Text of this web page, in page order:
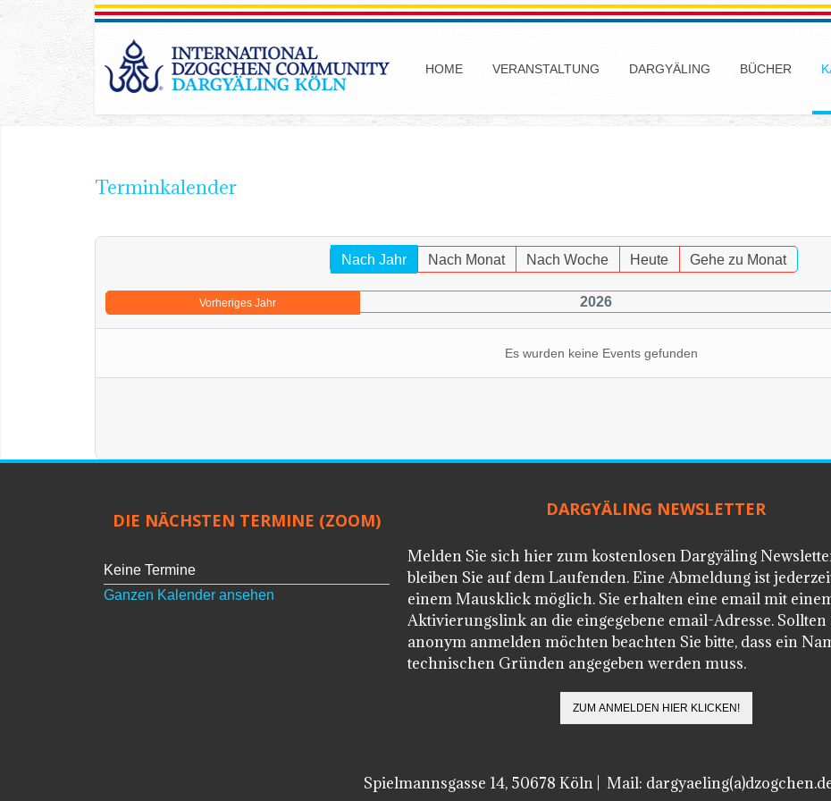
HOME VERANSTALTUNG DARGYÄLING BÜCHER
Terminkalender
Nach Jahr Nach Monat Nach Woche Heute Gehe zu Monat
Vorheriges Jahr 2026
Es wurden keine Events gefunden
DIE NÄCHSTEN TERMINE (ZOOM)
Keine Termine
Ganzen Kalender ansehen
DARGYÄLING NEWSLETTER
Melden Sie sich hier zum kostenlosen Dargyäling
bleiben Sie auf dem Laufenden. Eine Abmeldung ist
einem Mausklick möglich. Sie erhalten eine email mit
Aktivierungslink an die eingegebene email-Adresse. Sollten
anonym anmelden möchten beachten Sie bitte, dass ein
technischen Gründen angegeben werden muss.
Spielmannsgasse 14, 50678 Köln | Mail: